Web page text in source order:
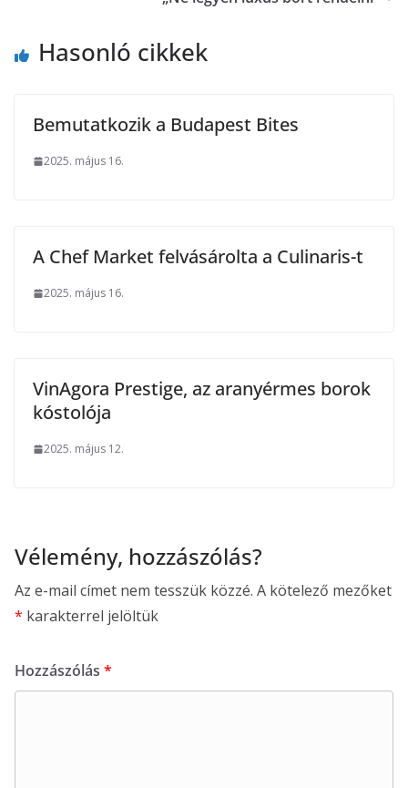
Hasonló cikkek
Bemutatkozik a Budapest Bites
2025. május 16.
A Chef Market felvásárolta a Culinaris-t
2025. május 16.
VinAgora Prestige, az aranyérmes borok
kóstolója
2025. május 12.
Vélemény, hozzászólás?
Az e-mail címet nem tesszük közzé. A kötelező mezőket
* karakterrel jelöltük
Hozzászólás *